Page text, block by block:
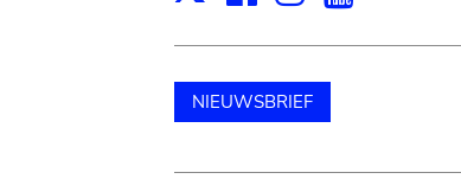
NIEUWSBRIEF